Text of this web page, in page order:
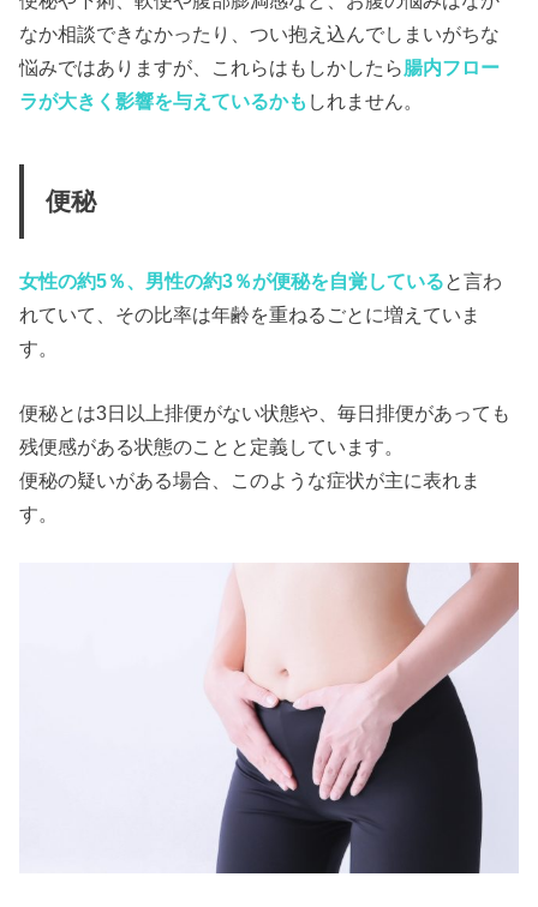
なか相談できなかったり、つい抱え込んでしまいがちな
悩みではありますが、これらはもしかしたら腸内フロー
ラが大きく影響を与えているかも しれません。
便秘
女性の約5％、男性の約3％が便秘を自覚していると言わ
れていて、その比率は年齢を重ねるごとに増えていま
す。
便秘とは3日以上排便がない状態や、毎日排便があっても
残便感がある状態のことと定義しています。
便秘の疑いがある場合、このような症状が主に表れま
す。